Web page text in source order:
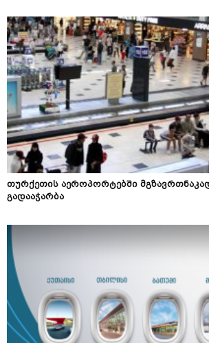
თურქეთის აეროპორტებში
გადააჭარბა